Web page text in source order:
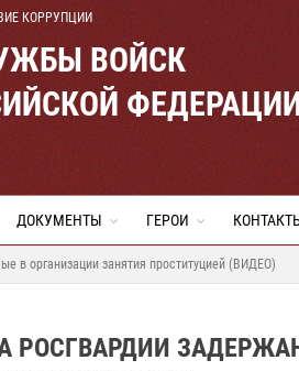
КОРРУПЦИИ
ВОЙСК
ДОКУМЕНТЫ ГЕРОИ
в организации занятия проституцией (ВИДЕО)
РОСГВАРДИИ